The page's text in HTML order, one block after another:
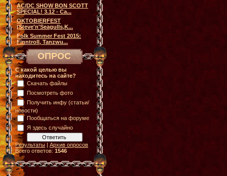
AC/DC SHOW BON SCOTT
SPECIAL! 3.12 - Са...
OKTOBIERFEST
(Steve'n'Seagulls,K...
Folk Summer Fest 2015:
Finntroll, Tanzwu...
ОПРОС
С какой целью вы
находитесь на сайте?
Скачать файлы
Посмотреть фото
Получить инфу (статьи/
новости)
Пообщаться на форуме
Я здесь случайно
Результаты | Архив опросов
Всего ответов: 1546